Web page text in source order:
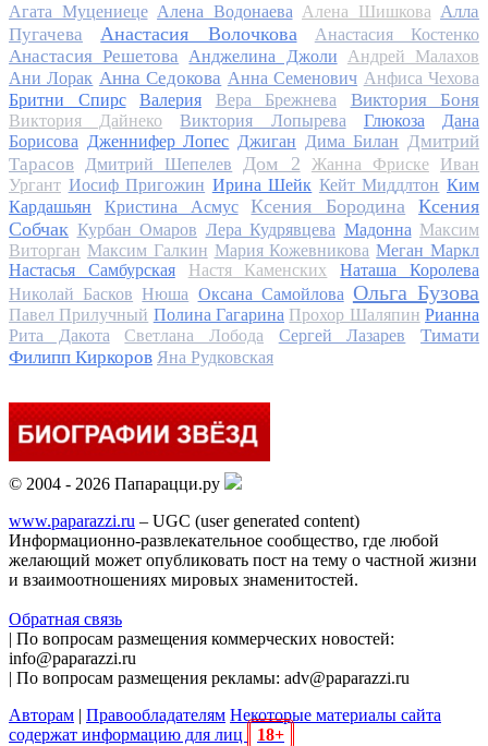
Агата Муцениеце Алена Водонаева Алена Шишкова Алла
Пугачева
Анастасия Волочкова Анастасия Костенко
Анастасия Решетова Анджелина Джоли
Андрей Малахов
Ани Лорак Анна Седокова Анна Семенович Анфиса Чехова
Бритни Спирс
Валерия Вера Брежнева Виктория Боня
Виктория Дайнеко Виктория Лопырева Глюкоза
Дана
Борисова Дженнифер Лопес Джиган Дима Билан Дмитрий
Тарасов
Дмитрий Шепелев Дом 2 Жанна Фриске
Иван
Ургант Иосиф Пригожин Ирина Шейк Кейт Миддлтон Ким
Кардашьян
Кристина Асмус Ксения Бородина
Ксения
Собчак Курбан Омаров Лера Кудрявцева Мадонна Максим
Виторган Максим Галкин Мария Кожевникова Меган Маркл
Настасья Самбурская
Настя Каменских
Наташа Королева
Николай Басков Нюша Оксана Самойлова Ольга Бузова
Павел Прилучный Полина Гагарина Прохор Шаляпин Рианна
Рита Дакота
Светлана Лобода Сергей Лазарев
Тимати
Филипп Киркоров Яна Рудковская
© 2004 - 2026 Папарацци.ру
www.paparazzi.ru – UGC (user generated content)
Информационно-развлекательное сообщество, где любой
желающий может опубликовать пост на тему о частной жизни
и взаимоотношениях мировых знаменитостей.
Обратная связь
| По вопросам размещения коммерческих новостей:
info@paparazzi.ru
| По вопросам размещения рекламы: adv@paparazzi.ru
Авторам | Правообладателям Некоторые материалы сайта
содержат информацию для лиц
18+